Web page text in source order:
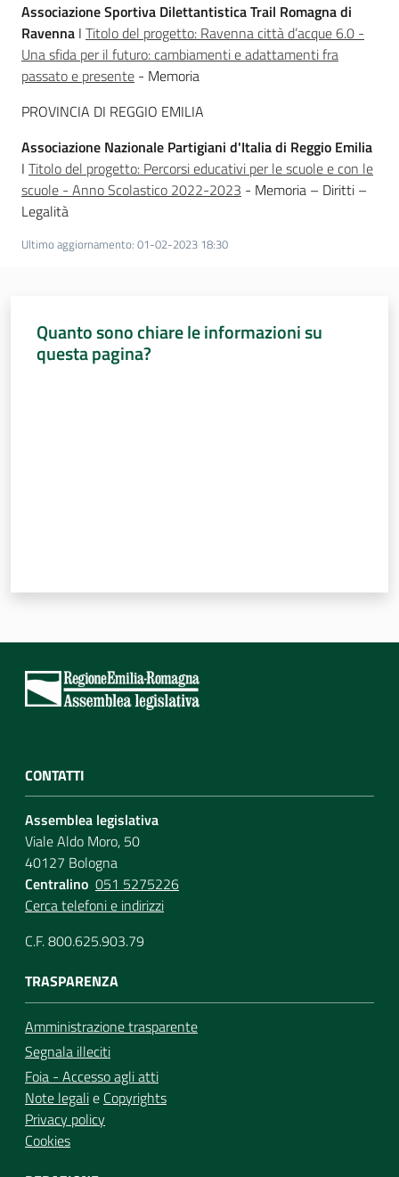
Associazione Sportiva Dilettantistica Trail Romagna di
Ravenna I Titolo del progetto: Ravenna città d’acque 6.0 -
Una sfida per il futuro: cambiamenti e adattamenti fra
passato e presente - Memoria
PROVINCIA DI REGGIO EMILIA
Associazione Nazionale Partigiani d'Italia di Reggio Emilia
I Titolo del progetto: Percorsi educativi per le scuole e con le
scuole - Anno Scolastico 2022-2023 - Memoria – Diritti –
Legalità
Ultimo aggiornamento: 01-02-2023 18:30
Quanto sono chiare le informazioni su
questa pagina?
CONTATTI
Assemblea legislativa
Viale Aldo Moro, 50
40127 Bologna
Centralino 051 5275226
Cerca telefoni e indirizzi
C.F. 800.625.903.79
TRASPARENZA
Amministrazione trasparente
Segnala illeciti
Foia - Accesso agli atti
Note legalie Copyrights
Privacy policy
Cookies